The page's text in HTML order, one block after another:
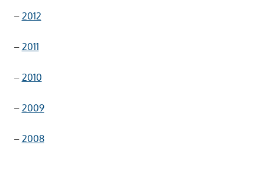
– 2012
– 2011
– 2010
– 2009
– 2008